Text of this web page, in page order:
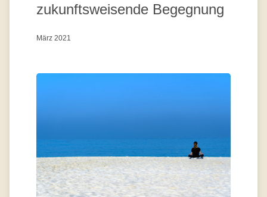
zukunftsweisende Begegnung
März 2021